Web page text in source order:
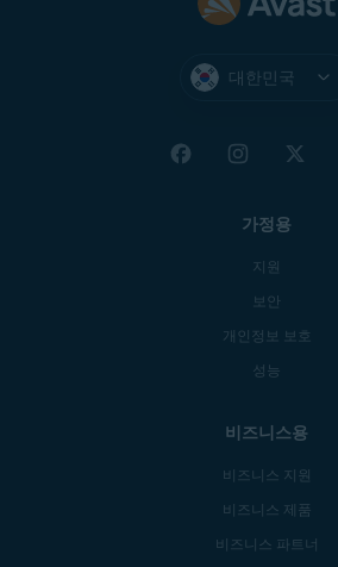
대한민국
가정용
지원
보안
개인정보 보호
성능
비즈니스용
비즈니스 지원
비즈니스 제품
비즈니스 파트너